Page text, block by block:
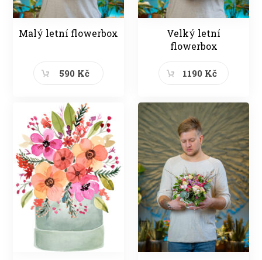
Malý letní flowerbox
590 Kč
Velký letní
flowerbox
1190 Kč